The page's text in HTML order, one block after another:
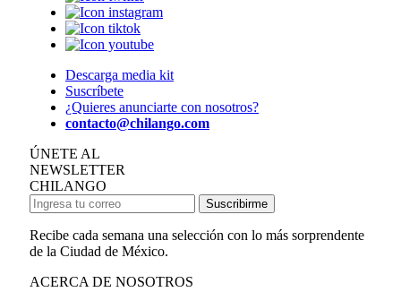
Descarga media kit
Suscríbete
¿Quieres anunciarte con nosotros?
contacto@chilango.com
ÚNETE AL
NEWSLETTER
CHILANGO
Suscribirme
Recibe cada semana una selección con lo más sorprendente
de la Ciudad de México.
ACERCA DE NOSOTROS